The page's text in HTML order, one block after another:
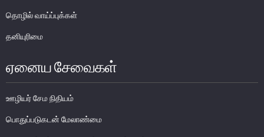
பேச்சுக்கள்
தொழில் வாய்ப்புக்கள்
தனியுரிமை
ஏனைய சேவைகள்
ஊழியர் சேம நிதியம்
பொதுப்படுகடன் மேலாண்மை